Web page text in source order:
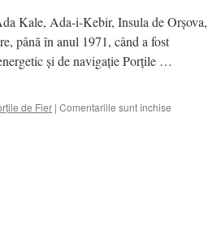
Kale, Ada-i-Kebir, Insula de Orşova,
până în anul 1971, când a fost
şi de navigaţie Porţile …
de Fier | Comentariile sunt închise